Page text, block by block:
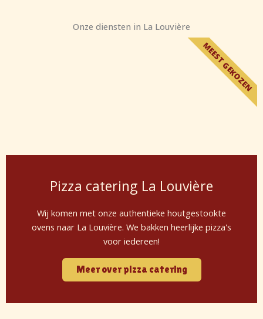
Onze diensten in La Louvière
Pizza catering La Louvière
Wij komen met onze authentieke houtgestookte
ovens naar La Louvière. We bakken heerlijke pizza's
voor iedereen!
Meer over pizza catering
MEEST GEKOZEN